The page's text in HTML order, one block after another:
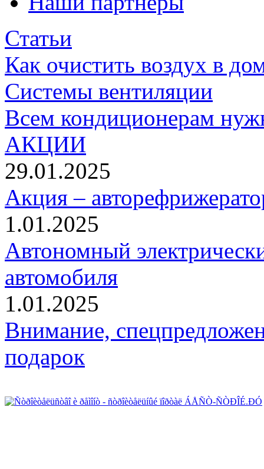
Статьи
Как очистить воздух в
Системы вентиляции
Всем кондиционерам
АКЦИИ
29.01.2025
Акция –
1.01.2025
Автономный
автомобиля
1.01.2025
Внимание,
подарок